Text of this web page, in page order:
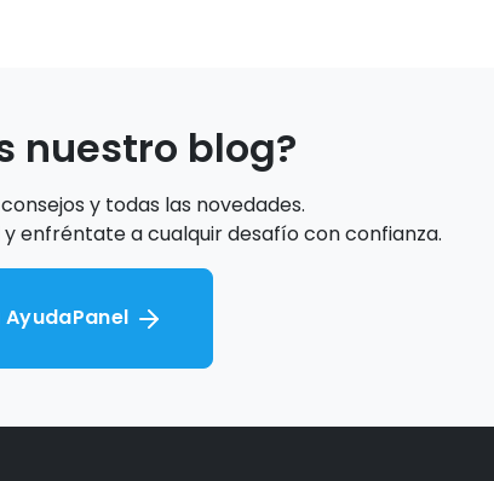
nuestro blog?
y todas las novedades.
enfréntate a cualquir desafío con confianza.
AyudaPanel